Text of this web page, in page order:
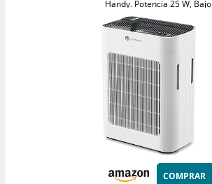
Handy. Potencia 25 W, Bajo
Consumo, 60 CADR, 3
Etapas de filtrado, 3
Velocidades, Cobertura 25
m3
COMPRAR